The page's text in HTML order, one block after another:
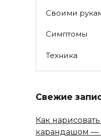
Своими
Симптомы
Техника
Свежие
Как
карандашом —